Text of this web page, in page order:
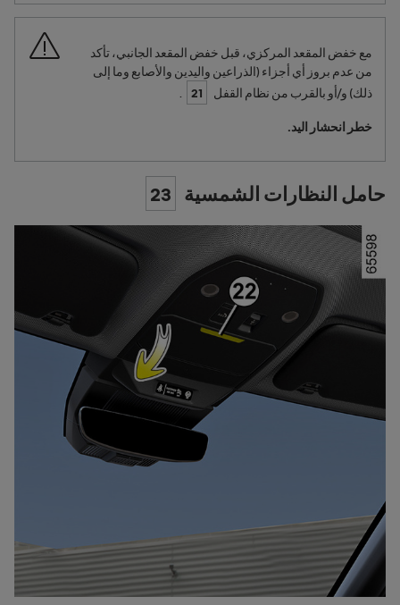
مع خفض المقعد المركزي، قبل خفض المقعد الجانبي، تأكد
من عدم بروز أي أجزاء (الذراعين واليدين والأصابع وما إلى
ذلك) و/أو بالقرب من نظام القفل
21
خطر انحشار اليد.
حامل النظارات الشمسية 23